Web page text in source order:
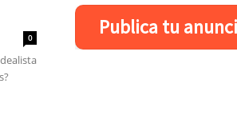
0 Publica tu